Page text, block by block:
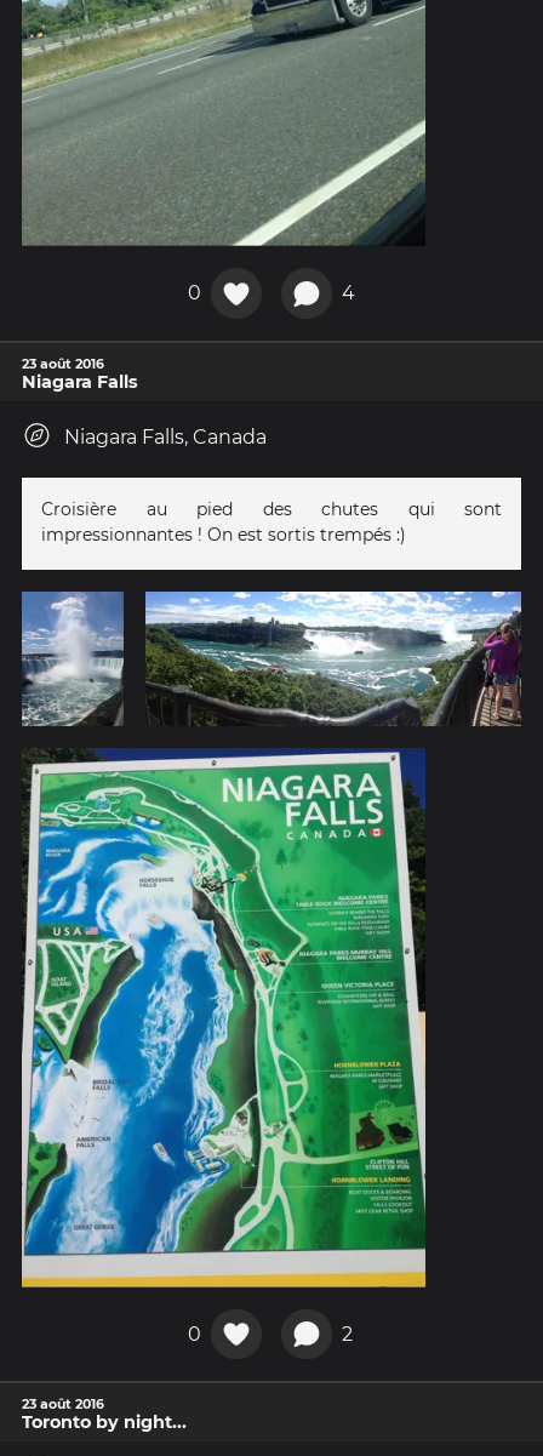
0 4
23 août 2016
Niagara Falls
Niagara Falls, Canada
Croisière au pied des chutes qui sont
impressionnantes ! On est sortis trempés :)
0 2
23 août 2016
Toronto by night...